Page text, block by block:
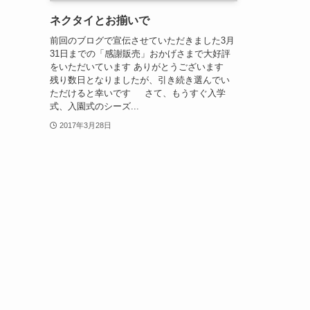
ネクタイとお揃いで
前回のブログで宣伝させていただきました3月
31日までの「感謝販売」おかげさまで大好評
をいただいています ありがとうございます
残り数日となりましたが、引き続き選んでい
ただけると幸いです さて、もうすぐ入学
式、入園式のシーズ...
2017年3月28日